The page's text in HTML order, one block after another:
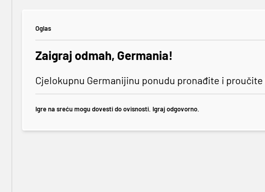
Oglas
Zaigraj odmah, Germania!
Cjelokupnu Germanijinu ponudu pronađite i proučite
Igre na sreću mogu dovesti do ovisnosti. Igraj odgovorno.